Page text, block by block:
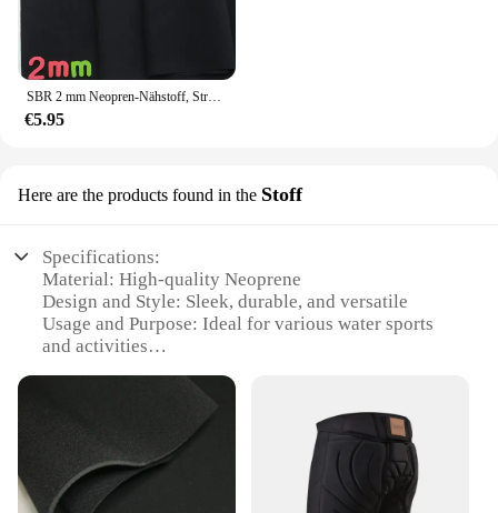
€5.95
Here are the products found in the Stoff
Specifications:
Material: High-quality Neoprene
Design and Style: Sleek, durable, and versatile
Usage and Purpose: Ideal for various water sports
and activities
Shape or Size: Available in a range of sizes to fit
various body types
Quantity: Sold as sets for convenience
Features: